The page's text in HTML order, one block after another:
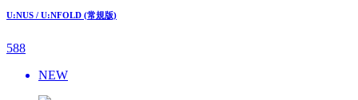
U:NUS / U:NFOLD (常規版)
588
NEW